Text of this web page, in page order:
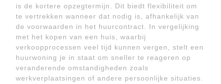
is de kortere opzegtermijn. Dit biedt flexibiliteit om
te vertrekken wanneer dat nodig is, afhankelijk van
de voorwaarden in het huurcontract. In vergelijking
met het kopen van een huis, waarbij
verkoopprocessen veel tijd kunnen vergen, stelt een
huurwoning je in staat om sneller te reageren op
veranderende omstandigheden zoals
werkverplaatsingen of andere persoonlijke situaties.